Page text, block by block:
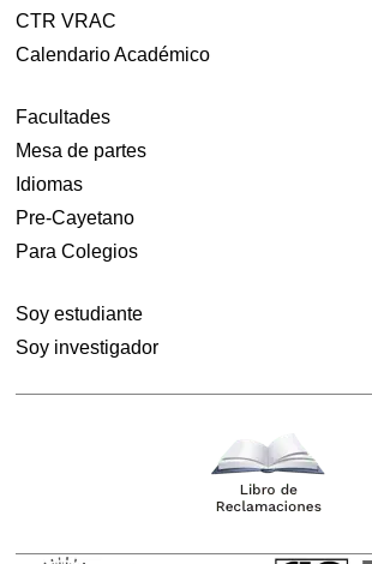
CTR VRAC
Calendario Académico
Facultades
Mesa de partes
Idiomas
Pre-Cayetano
Para Colegios
Soy estudiante
Soy investigador